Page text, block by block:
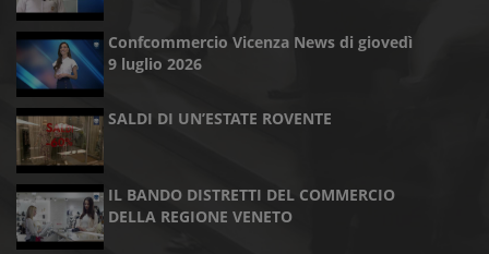
Confcommercio Vicenza News di giovedì
9 luglio 2026
SALDI DI UN’ESTATE ROVENTE
IL BANDO DISTRETTI DEL COMMERCIO
DELLA REGIONE VENETO